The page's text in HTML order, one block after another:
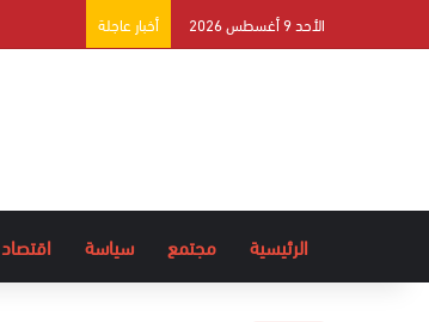
الأحد 9 أغسطس 2026 أخبار عاجلة
الرئيسية مجتمع سياسة اقتصاد